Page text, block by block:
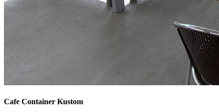
Cafe Container Kustom